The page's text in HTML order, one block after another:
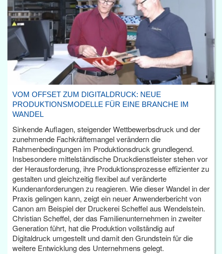
VOM OFFSET ZUM DIGITALDRUCK: NEUE
PRODUKTIONSMODELLE FÜR EINE BRANCHE IM
WANDEL
Sinkende Auflagen, steigender Wettbewerbsdruck und der
zunehmende Fachkräftemangel verändern die
Rahmenbedingungen im Produktionsdruck grundlegend.
Insbesondere mittelständische Druckdienstleister stehen vor
der Herausforderung, ihre Produktionsprozesse effizienter zu
gestalten und gleichzeitig flexibel auf veränderte
Kundenanforderungen zu reagieren. Wie dieser Wandel in der
Praxis gelingen kann, zeigt ein neuer Anwenderbericht von
Canon am Beispiel der Druckerei Scheffel aus Wendelstein.
Christian Scheffel, der das Familienunternehmen in zweiter
Generation führt, hat die Produktion vollständig auf
Digitaldruck umgestellt und damit den Grundstein für die
weitere Entwicklung des Unternehmens gelegt.